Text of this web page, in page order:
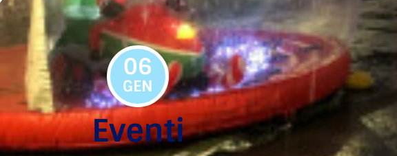
06
GEN
Eventi